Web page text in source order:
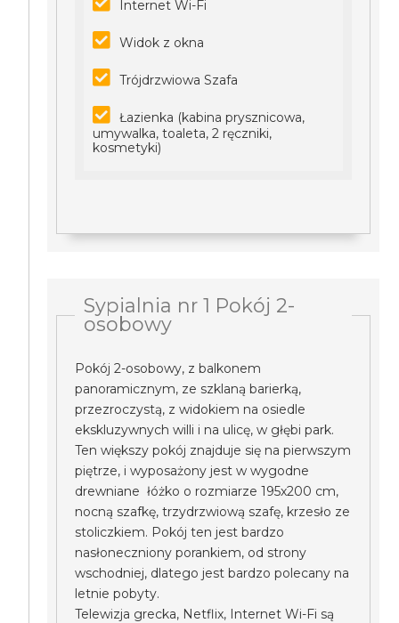
Internet Wi-Fi
Widok z okna
Trójdrzwiowa Szafa
Łazienka (kabina prysznicowa,
umywalka, toaleta, 2 ręczniki,
kosmetyki)
Sypialnia nr 1 Pokój 2-
osobowy
Pokój 2-osobowy, z balkonem
panoramicznym, ze szklaną barierką,
przezroczystą, z widokiem na osiedle
ekskluzywnych willi i na ulicę, w głębi park.
Ten większy pokój znajduje się na pierwszym
piętrze, i wyposażony jest w wygodne
drewniane łóżko o rozmiarze 195x200 cm,
nocną szafkę, trzydrzwiową szafę, krzesło ze
stoliczkiem. Pokój ten jest bardzo
nasłoneczniony porankiem, od strony
wschodniej, dlatego jest bardzo polecany na
letnie pobyty.
Telewizja grecka, Netflix, Internet Wi-Fi są